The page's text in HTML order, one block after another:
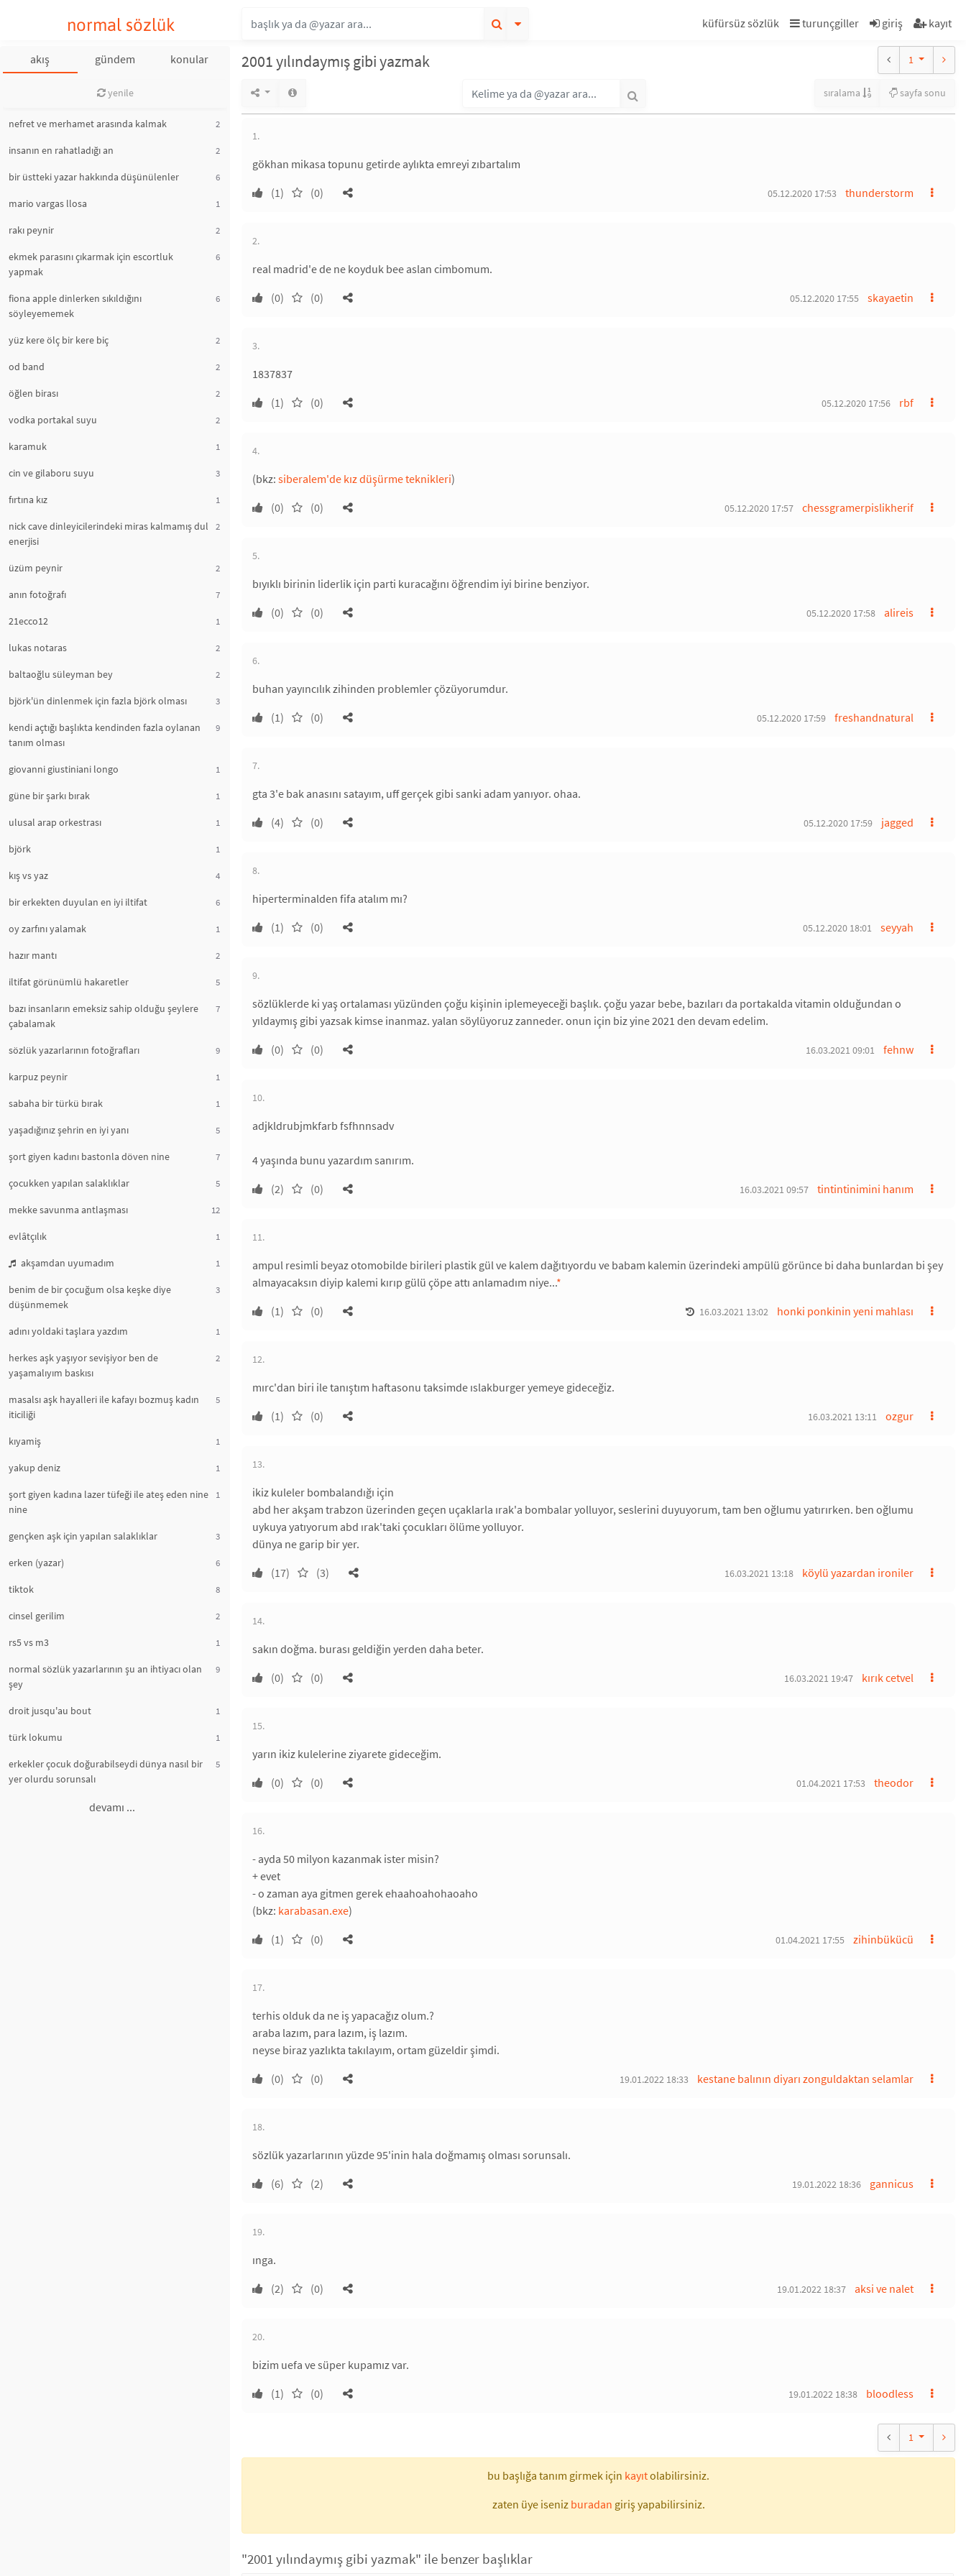
normal sözlük küfürsüz sözlük turunçgiller giriş kayıt
akış gündem konular
yenile
nefret ve merhamet arasında kalmak 2
insanın en rahatladığı an 2
bir üstteki yazar hakkında düşünülenler 6
mario vargas llosa 1
rakı peynir 2
ekmek parasını çıkarmak için escortluk
yapmak
6
fiona apple dinlerken sıkıldığını
söyleyememek
6
yüz kere ölç bir kere biç 2
od band 2
öğlen birası 2
vodka portakal suyu 2
karamuk 1
cin ve gilaboru suyu 3
fırtına kız 1
nick cave dinleyicilerindeki miras kalmamış dul
enerjisi
2
üzüm peynir 2
anın fotoğrafı 7
21ecco12 1
lukas notaras 2
baltaoğlu süleyman bey 2
björk'ün dinlenmek için fazla björk olması 3
kendi açtığı başlıkta kendinden fazla oylanan
tanım olması
9
giovanni giustiniani longo 1
güne bir şarkı bırak 1
ulusal arap orkestrası 1
björk 1
kış vs yaz 4
bir erkekten duyulan en iyi iltifat 6
oy zarfını yalamak 1
hazır mantı 2
iltifat görünümlü hakaretler 5
bazı insanların emeksiz sahip olduğu şeylere
çabalamak
7
sözlük yazarlarının fotoğrafları 9
karpuz peynir 1
sabaha bir türkü bırak 1
yaşadığınız şehrin en iyi yanı 5
şort giyen kadını bastonla döven nine 7
çocukken yapılan salaklıklar 5
mekke savunma antlaşması 12
evlâtçılık 1
akşamdan uyumadım 1
benim de bir çocuğum olsa keşke diye
düşünmemek
3
adını yoldaki taşlara yazdım 1
herkes aşk yaşıyor sevişiyor ben de
yaşamalıyım baskısı
2
masalsı aşk hayalleri ile kafayı bozmuş kadın
iticiliği
5
kıyamiş 1
yakup deniz 1
şort giyen kadına lazer tüfeği ile ateş eden nine
nine
1
gençken aşk için yapılan salaklıklar 3
erken (yazar) 6
tiktok 8
cinsel gerilim 2
rs5 vs m3 1
normal sözlük yazarlarının şu an ihtiyacı olan
şey
9
droit jusqu'au bout 1
türk lokumu 1
erkekler çocuk doğurabilseydi dünya nasıl bir
yer olurdu sorunsalı
5
devamı ...
2001 yılındaymış gibi yazmak 1
sıralama sayfa sonu
1.
gökhan mikasa topunu getirde aylıkta emreyi zıbartalım
(1)
(0) thunderstorm
05.12.2020 17:53
2.
real madrid'e de ne koyduk bee aslan cimbomum.
(0)
(0) skayaetin
05.12.2020 17:55
3.
1837837
(1)
(0) rbf
05.12.2020 17:56
4.
(bkz: siberalem'de kız düşürme teknikleri)
(0)
(0) chessgramerpislikherif
05.12.2020 17:57
5.
bıyıklı birinin liderlik için parti kuracağını öğrendim iyi birine benziyor.
(0)
(0) alireis
05.12.2020 17:58
6.
buhan yayıncılık zihinden problemler çözüyorumdur.
(1)
(0) freshandnatural
05.12.2020 17:59
7.
gta 3'e bak anasını satayım, uff gerçek gibi sanki adam yanıyor. ohaa.
(4)
(0) jagged
05.12.2020 17:59
8.
hiperterminalden fifa atalım mı?
(1)
(0) seyyah
05.12.2020 18:01
9.
sözlüklerde ki yaş ortalaması yüzünden çoğu kişinin iplemeyeceği başlık. çoğu yazar bebe, bazıları da portakalda vitamin olduğundan o
yıldaymış gibi yazsak kimse inanmaz. yalan söylüyoruz zanneder. onun için biz yine 2021 den devam edelim.
(0)
(0) fehnw
16.03.2021 09:01
10.
adjkldrubjmkfarb fsfhnnsadv
4 yaşında bunu yazardım sanırım.
(2)
(0) tintintinimini hanım
16.03.2021 09:57
11.
ampul resimli beyaz otomobilde birileri plastik gül ve kalem dağıtıyordu ve babam kalemin üzerindeki ampülü görünce bi daha bunlardan bi şey
almayacaksın diyip kalemi kırıp gülü çöpe attı anlamadım niye...*
(1)
(0) honki ponkinin yeni mahlası
16.03.2021 13:02
12.
mırc'dan biri ile tanıştım haftasonu taksimde ıslakburger yemeye gideceğiz.
(1)
(0) ozgur
16.03.2021 13:11
13.
ikiz kuleler bombalandığı için
abd her akşam trabzon üzerinden geçen uçaklarla ırak'a bombalar yolluyor, seslerini duyuyorum, tam ben oğlumu yatırırken. ben oğlumu
uykuya yatıyorum abd ırak'taki çocukları ölüme yolluyor.
dünya ne garip bir yer.
(17)
(3) köylü yazardan ironiler
16.03.2021 13:18
14.
sakın doğma. burası geldiğin yerden daha beter.
(0)
(0) kırık cetvel
16.03.2021 19:47
15.
yarın ikiz kulelerine ziyarete gideceğim.
(0)
(0) theodor
01.04.2021 17:53
16.
- ayda 50 milyon kazanmak ister misin?
+ evet
- o zaman aya gitmen gerek ehaahoahohaoaho
(bkz: karabasan.exe)
(1)
(0) zihinbükücü
01.04.2021 17:55
17.
terhis olduk da ne iş yapacağız olum.?
araba lazım, para lazım, iş lazım.
neyse biraz yazlıkta takılayım, ortam güzeldir şimdi.
(0)
(0) kestane balının diyarı zonguldaktan selamlar
19.01.2022 18:33
18.
sözlük yazarlarının yüzde 95'inin hala doğmamış olması sorunsalı.
(6)
(2) gannicus
19.01.2022 18:36
19.
ınga.
(2)
(0) aksi ve nalet
19.01.2022 18:37
20.
bizim uefa ve süper kupamız var.
(1)
(0) bloodless
19.01.2022 18:38
1
bu başlığa tanım girmek için kayıtolabilirsiniz.
zaten üye iseniz buradan giriş yapabilirsiniz.
"2001 yılındaymış gibi yazmak" ile benzer başlıklar